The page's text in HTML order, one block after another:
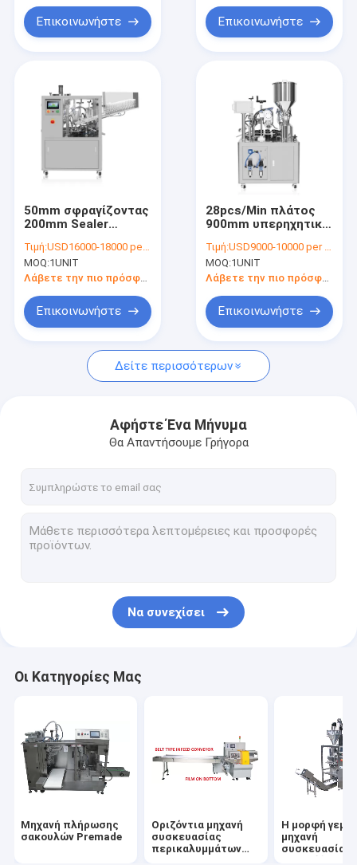
προϊόντα
Σχετικά με εμάς
επαφή
Οριζόντια μηχανή συσκευασίας περικαλυμμάτων ροής
Η μορφή γεμίζει τη μηχανή συσκευασίας σφραγίδων
Συρρικνωθείτε τη μηχανή συσκευασίας
Αυτοκόλλητη μηχανή μαρκαρίσματος
Υπερηχητικό Sealer σωλήνων
Αυτόματη μηχανή πλήρωσης εμβόλων
Σερβο υλικό πληρώσεως εμβόλων
μίας χρήσης μάσκα που κατασκευάζει τη μηχανή
Επικοινωνήστε Επικοινωνήστε
50mm σφραγίζοντας
200mm Sealer
υπερηχητικό που
γεμίζει 0.38m3/Min
Τιμή:USD16000-18000 per unit
MOQ:1UNIT
Λάβετε την πιο πρόσφατη τιμή
Επικοινωνήστε
28pcs/Min πλάτος
900mm υπερηχητική
συσκευασία οθόνης
αφής PLC
Τιμή:USD9000-10000 per unit
MOQ:1UNIT
Λάβετε την πιο πρόσφατη τιμή
Επικοινωνήστε
Δείτε περισσότερων
Αφήστε Ένα Μήνυμα
Θα Απαντήσουμε Γρήγορα
Να συνεχίσει
Οι Κατηγορίες Μας
Μηχανή πλήρωσης
σακουλών Premade
Οριζόντια μηχανή
συσκευασίας
περικαλυμμάτων
Η μορφή
μηχανή
συσκευασίας